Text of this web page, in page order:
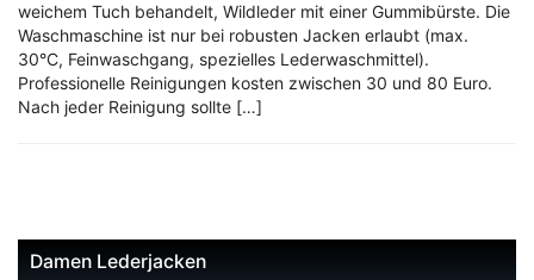
weichem Tuch behandelt, Wildleder mit einer Gummibürste. Die
Waschmaschine ist nur bei robusten Jacken erlaubt (max.
30°C, Feinwaschgang, spezielles Lederwaschmittel).
Professionelle Reinigungen kosten zwischen 30 und 80 Euro.
Nach jeder Reinigung sollte […]
Damen Lederjacken